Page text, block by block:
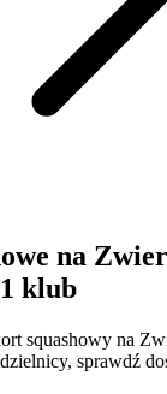
na
klub
squashowy na
sprawdź